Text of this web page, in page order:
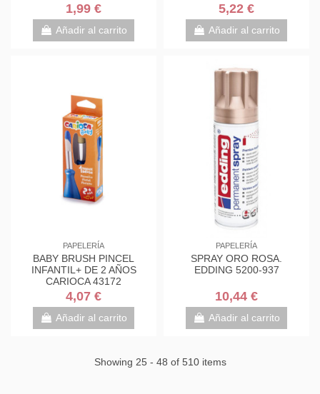
1,99 €
Añadir al carrito
5,22 €
Añadir al carrito
PAPELERÍA
BABY BRUSH PINCEL
INFANTIL+ DE 2 AÑOS
CARIOCA 43172
4,07 €
Añadir al carrito
PAPELERÍA
SPRAY ORO ROSA.
EDDING 5200-937
10,44 €
Añadir al carrito
Showing 25 - 48 of 510 items